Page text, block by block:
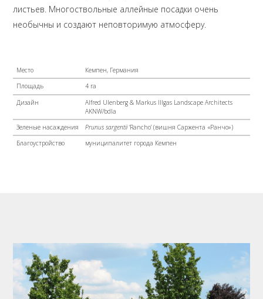
листьев. Многоствольные аллейные посадки очень
необычны и создают неповторимую атмосферу.
Место
Кемпен, Германия
Площадь
4 ra
Дизайн
Alfred Ulenberg & Markus Illgas Landscape Architects
AKNW/bdla
Зеленые насаждения
Prunus sargentii‘Rancho’ (вишня Саржента «Ранчо»)
Благоустройство
муниципалитет города Кемпен